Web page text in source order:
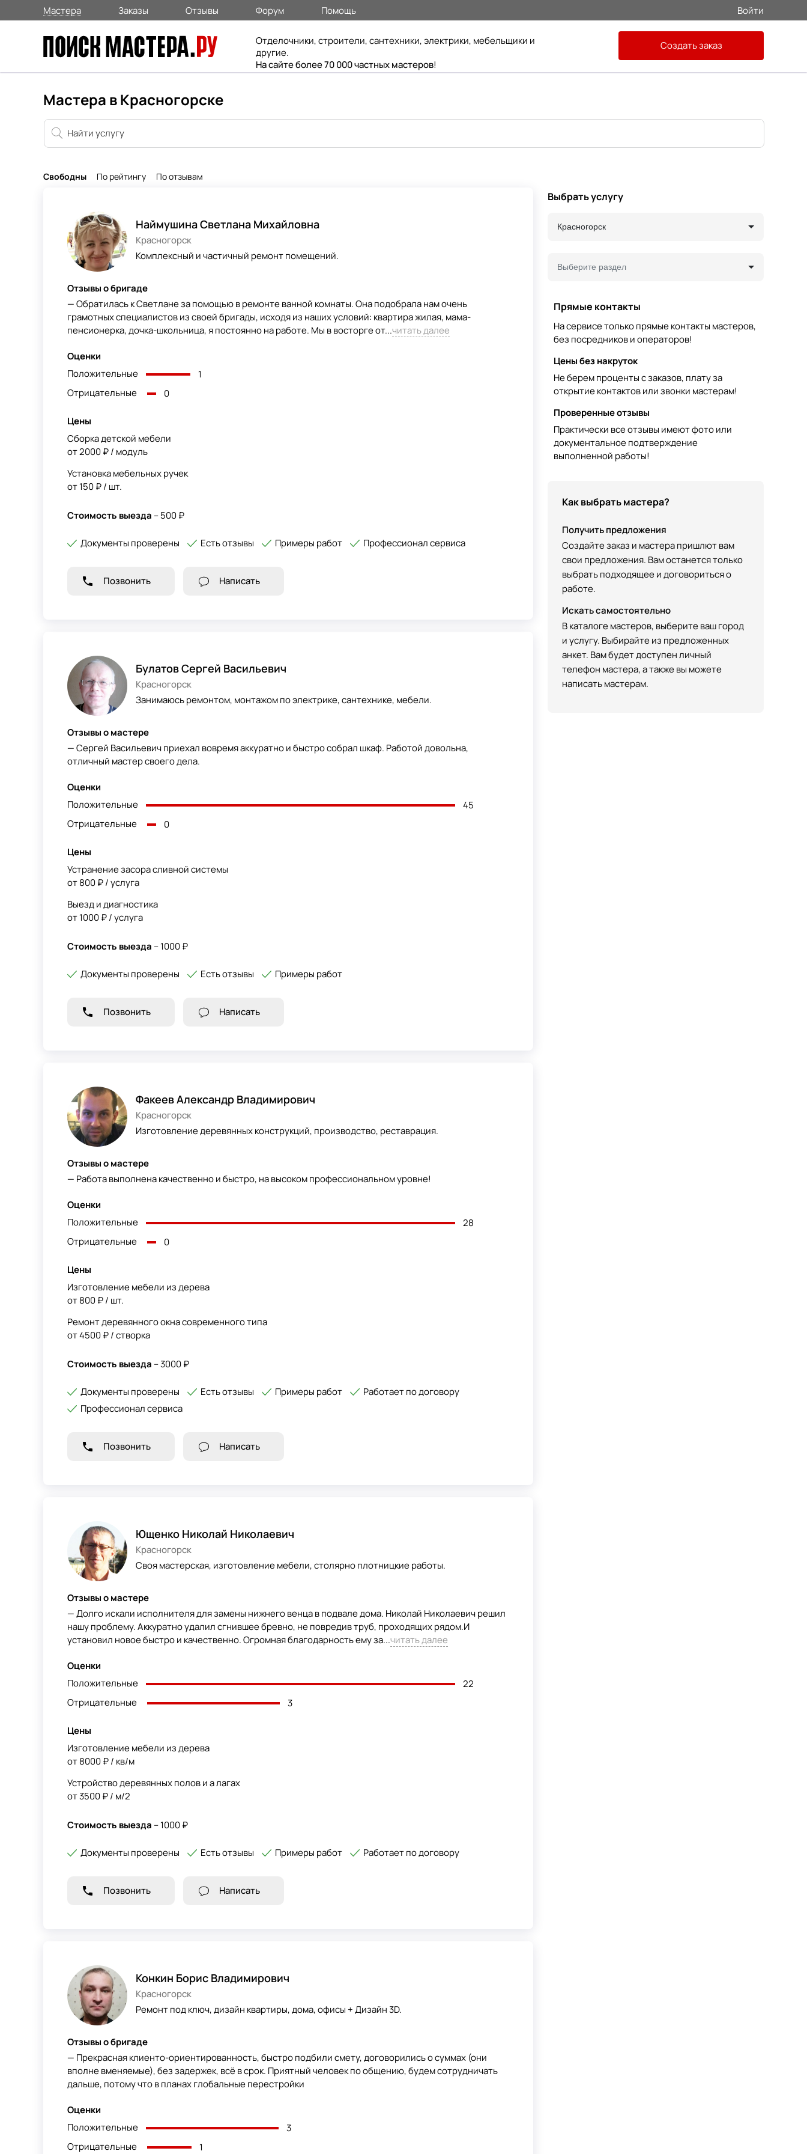
Мастера Заказы Отзывы Форум Помощь Войти
Отделочники, строители, сантехники, электрики, мебельщики и
другие.
На сайте более 70 000 частных мастеров!
Создать заказ
Мастера в Красногорске
Свободны По рейтингу По отзывам
Наймушина Светлана Михайловна
Красногорск
Комплексный и частичный ремонт помещений.
Отзывы о бригаде
— Обратилась к Светлане за помощью в ремонте ванной комнаты. Она подобрала нам очень
грамотных специалистов из своей бригады, исходя из наших условий: квартира жилая, мама-
пенсионерка, дочка-школьница, я постоянно на работе. Мы в восторге от...читать далее
Оценки
Положительные
1
Отрицательные
0
Цены
Сборка детской мебели
от 2000 ₽ / модуль
Установка мебельных ручек
от 150 ₽ / шт.
Стоимость выезда – 500 ₽
Документы проверены Есть отзывы Примеры работ Профессионал сервиса
Позвонить Написать
Булатов Сергей Васильевич
Красногорск
Занимаюсь ремонтом, монтажом по электрике, сантехнике, мебели.
Отзывы о мастере
— Сергей Васильевич приехал вовремя аккуратно и быстро собрал шкаф. Работой довольна,
отличный мастер своего дела.
Оценки
Положительные
45
Отрицательные
0
Цены
Устранение засора сливной системы
от 800 ₽ / услуга
Выезд и диагностика
от 1000 ₽ / услуга
Стоимость выезда – 1000 ₽
Документы проверены Есть отзывы Примеры работ
Позвонить Написать
Факеев Александр Владимирович
Красногорск
Изготовление деревянных конструкций, производство, реставрация.
Отзывы о мастере
— Работа выполнена качественно и быстро, на высоком профессиональном уровне!
Оценки
Положительные
28
Отрицательные
0
Цены
Изготовление мебели из дерева
от 800 ₽ / шт.
Ремонт деревянного окна современного типа
от 4500 ₽ / створка
Стоимость выезда – 3000 ₽
Документы проверены Есть отзывы Примеры работ
Работает по договору
Профессионал сервиса
Позвонить Написать
Ющенко Николай Николаевич
Красногорск
Своя мастерская, изготовление мебели, столярно плотницкие работы.
Отзывы о мастере
— Долго искали исполнителя для замены нижнего венца в подвале дома. Николай Николаевич решил
нашу проблему. Аккуратно удалил сгнившее бревно, не повредив труб, проходящих рядом.И
установил новое быстро и качественно. Огромная благодарность ему за...читать далее
Оценки
Положительные
22
Отрицательные
3
Цены
Изготовление мебели из дерева
от 8000 ₽ / кв/м
Устройство деревянных полов и а лагах
от 3500 ₽ / м/2
Стоимость выезда – 1000 ₽
Документы проверены Есть отзывы Примеры работ Работает по договору
Позвонить Написать
Конкин Борис Владимирович
Красногорск
Ремонт под ключ, дизайн квартиры, дома, офисы + Дизайн 3D.
Отзывы о бригаде
— Прекрасная клиенто-ориентированность, быстро подбили смету, договорились о суммах (они
вполне вменяемые), без задержек, всё в срок. Приятный человек по общению, будем сотрудничать
дальше, потому что в планах глобальные перестройки
Оценки
Положительные
3
Отрицательные
1
Выбрать услугу
Красногорск
Выберите раздел
Прямые контакты
На сервисе только прямые контакты мастеров,
без посредников и операторов!
Цены без накруток
Не берем проценты с заказов, плату за
открытие контактов или звонки мастерам!
Проверенные отзывы
Практически все отзывы имеют фото или
документальное подтверждение
выполненной работы!
Как выбрать мастера?
Получить предложения
Создайте заказ и мастера пришлют вам
свои предложения. Вам останется только
выбрать подходящее и договориться о
работе.
Искать самостоятельно
В каталоге мастеров, выберите ваш город
и услугу. Выбирайте из предложенных
анкет. Вам будет доступен личный
телефон мастера, а также вы можете
написать мастерам.